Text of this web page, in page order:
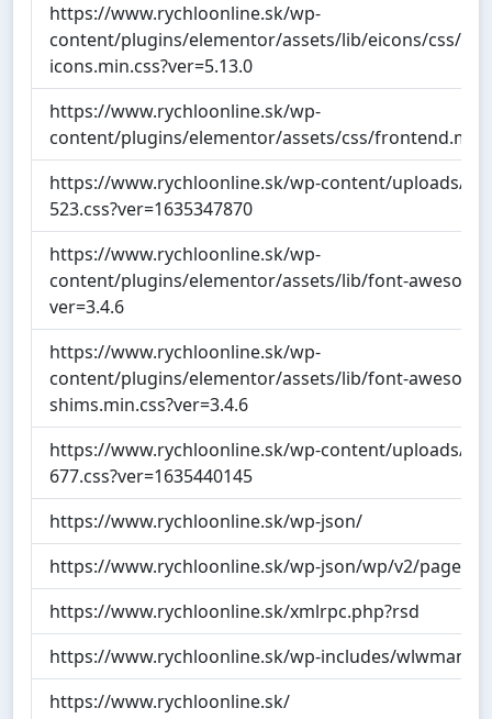
https://www.rychloonline.sk/wp-
content/plugins/elementor/assets/lib/eicons/css/
icons.min.css?ver=5.13.0
https://www.rychloonline.sk/wp-
content/plugins/elementor/assets/css/
https://www.rychloonline.sk/wp-content/uploads/
523.css?ver=1635347870
https://www.rychloonline.sk/wp-
content/plugins/elementor/assets/lib/font-
ver=3.4.6
https://www.rychloonline.sk/wp-
content/plugins/elementor/assets/lib/font-
shims.min.css?ver=3.4.6
https://www.rychloonline.sk/wp-content/uploads/
677.css?ver=1635440145
https://www.rychloonline.sk/wp-json/
https://www.rychloonline.sk/wp-json/wp/v2/pages/
https://www.rychloonline.sk/xmlrpc.php?rsd
https://www.rychloonline.sk/wp-includes/
https://www.rychloonline.sk/